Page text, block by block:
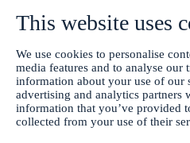
This website uses
We use cookies to personalise
media features and to analyse our
information about your use of our
advertising and analytics
information that you’ve provided
collected from your use of their
GT90 Dioxin+
CX4000
GFID-
Kannettavat
GT6000 Mobilis